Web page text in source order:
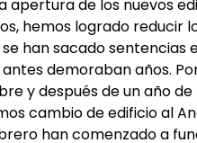
apertura de los nuevos
hemos logrado reducir
han sacado sentencias
demoraban años.
y después de un año de
cambio de edificio al
han comenzado a